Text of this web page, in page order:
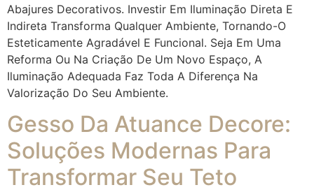
Abajures Decorativos. Investir Em Iluminação Direta E
Indireta Transforma Qualquer Ambiente, Tornando-O
Esteticamente Agradável E Funcional. Seja Em Uma
Reforma Ou Na Criação De Um Novo Espaço, A
Iluminação Adequada Faz Toda A Diferença Na
Valorização Do Seu Ambiente.
Gesso Da Atuance Decore:
Soluções Modernas Para
Transformar Seu Teto